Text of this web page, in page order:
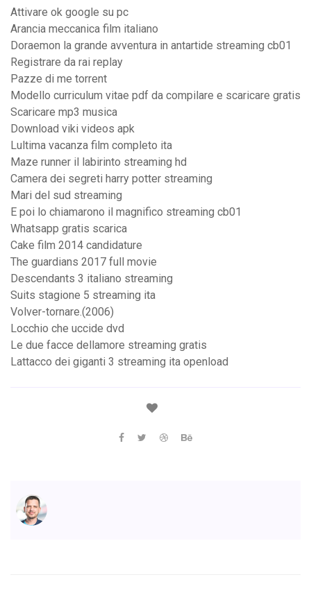
Attivare ok google su pc
Arancia meccanica film italiano
Doraemon la grande avventura in antartide streaming cb01
Registrare da rai replay
Pazze di me torrent
Modello curriculum vitae pdf da compilare e scaricare gratis
Scaricare mp3 musica
Download viki videos apk
Lultima vacanza film completo ita
Maze runner il labirinto streaming hd
Camera dei segreti harry potter streaming
Mari del sud streaming
E poi lo chiamarono il magnifico streaming cb01
Whatsapp gratis scarica
Cake film 2014 candidature
The guardians 2017 full movie
Descendants 3 italiano streaming
Suits stagione 5 streaming ita
Volver-tornare.(2006)
Locchio che uccide dvd
Le due facce dellamore streaming gratis
Lattacco dei giganti 3 streaming ita openload